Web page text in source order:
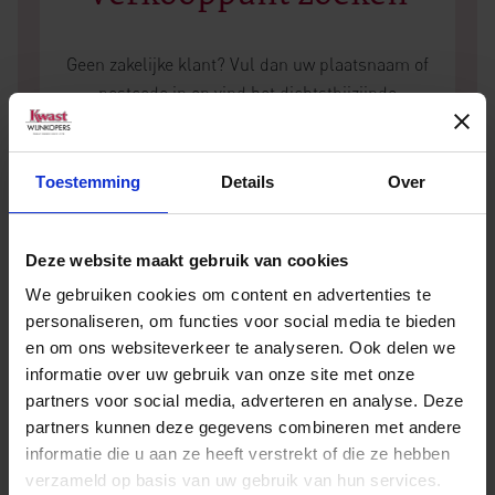
Toestemming Details Over
Deze website maakt gebruik van cookies
We gebruiken cookies om content en advertenties te
personaliseren, om functies voor social media te bieden
en om ons websiteverkeer te analyseren. Ook delen we
informatie over uw gebruik van onze site met onze
partners voor social media, adverteren en analyse. Deze
partners kunnen deze gegevens combineren met andere
informatie die u aan ze heeft verstrekt of die ze hebben
verzameld op basis van uw gebruik van hun services.
Geen zakelijke klant? Vul dan uw plaatsnaam of
postcode in en vind het dichtstbijzijnde
Andere wijnen van J. Lohr